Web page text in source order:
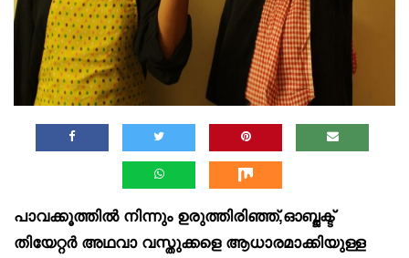
പാവക്കൂത്തിൽ നിന്നും ഉരുത്തിരിഞ്ഞ്,ഓബ്ജക്ട്
തിയേറ്റർ അഥവാ വസ്തുക്കളെ ആധാരമാക്കിയുള്ള